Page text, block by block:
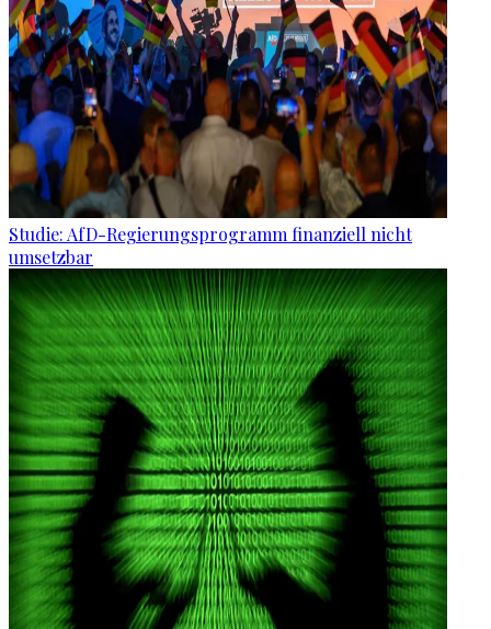
Studie: AfD-Regierungsprogramm finanziell nicht
umsetzbar